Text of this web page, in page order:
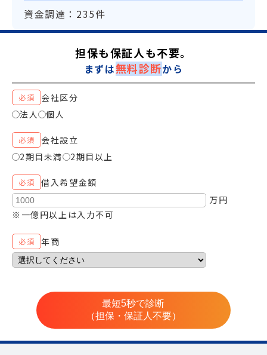
資金調達：235件
担保も保証人も不要。
まずは無料診断から
必須
会社区分
法人
個人
必須
会社設立
2期目未満
2期目以上
必須
借入希望金額
万円
※一億円以上は入力不可
必須 年商
最短5秒で診断
（担保・保証人不要）